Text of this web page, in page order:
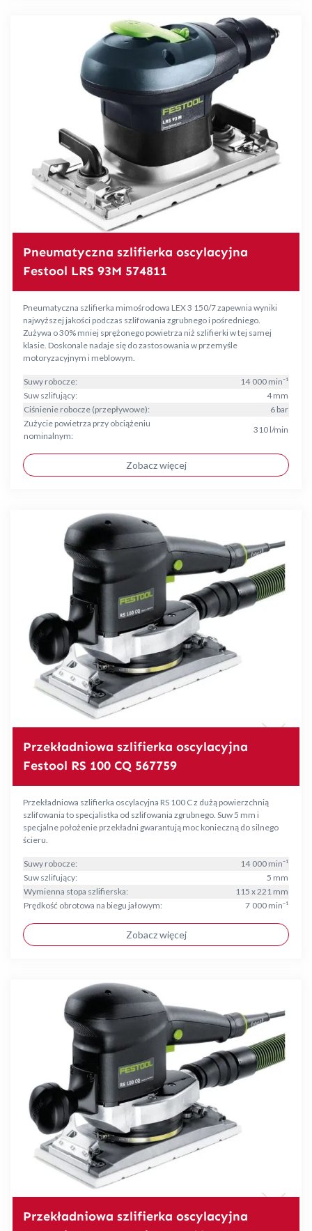
Pneumatyczna szlifierka oscylacyjna
Festool LRS 93M 574811
Pneumatyczna szlifierka mimośrodowa LEX 3 150/7 zapewnia wyniki
najwyższej jakości podczas szlifowania zgrubnego i pośredniego.
Zużywa o 30% mniej sprężonego powietrza niż szlifierki w tej samej
klasie. Doskonale nadaje się do zastosowania w przemyśle
motoryzacyjnym i meblowym.
Suwy robocze:
14 000 min⁻¹
Suw szlifujący:
4 mm
Ciśnienie robocze (przepływowe):
6 bar
Zużycie powietrza przy obciążeniu
nominalnym:
310 l/min
Zobacz więcej
Przekładniowa szlifierka oscylacyjna
Festool RS 100 CQ 567759
Przekładniowa szlifierka oscylacyjna RS 100 C z dużą powierzchnią
szlifowania to specjalistka od szlifowania zgrubnego. Suw 5 mm i
specjalne położenie przekładni gwarantują moc konieczną do silnego
ścieru.
Suwy robocze:
14 000 min⁻¹
Suw szlifujący:
5 mm
Wymienna stopa szlifierska:
115 x 221 mm
Prędkość obrotowa na biegu jałowym:
7 000 min⁻¹
Zobacz więcej
Przekładniowa szlifierka oscylacyjna